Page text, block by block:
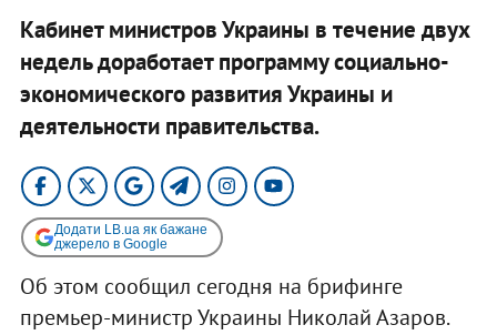
Кабинет министров Украины в течение двух
недель доработает программу социально-
экономического развития Украины и
деятельности правительства.
Додати LB.ua як бажане
джерело в Google
Об этом сообщил сегодня на брифинге
премьер-министр Украины Николай Азаров.